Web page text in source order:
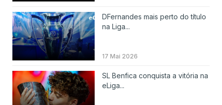
DFernandes mais perto do título
na Liga...
17 Mai 2026
SL Benfica conquista a vitória na
eLiga...